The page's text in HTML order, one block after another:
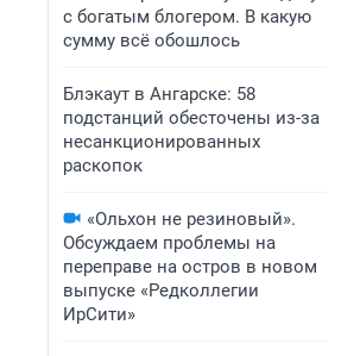
с богатым блогером. В какую
сумму всё обошлось
Блэкаут в Ангарске: 58
подстанций обесточены из-за
несанкционированных
раскопок
«Ольхон не резиновый».
Обсуждаем проблемы на
переправе на остров в новом
выпуске «Редколлегии
ИрСити»